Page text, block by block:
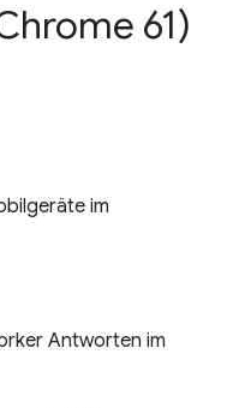
61)
im
Antworten im